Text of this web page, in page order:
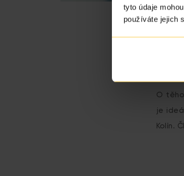
tyto údaje
používáte jejich
O
je
Kolín.